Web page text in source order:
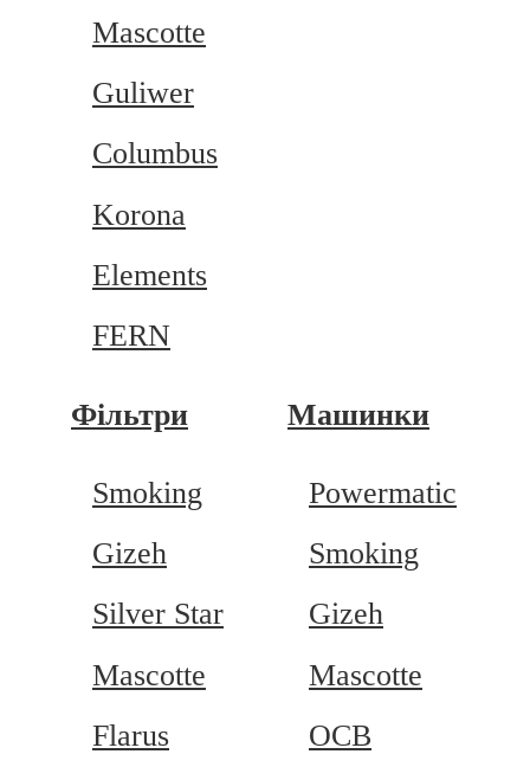
Mascotte
Guliwer
Columbus
Korona
Elements
FERN
Фільтри
Smoking
Gizeh
Silver Star
Mascotte
Flarus
Машинки
Powermatic
Smoking
Gizeh
Mascotte
OCB